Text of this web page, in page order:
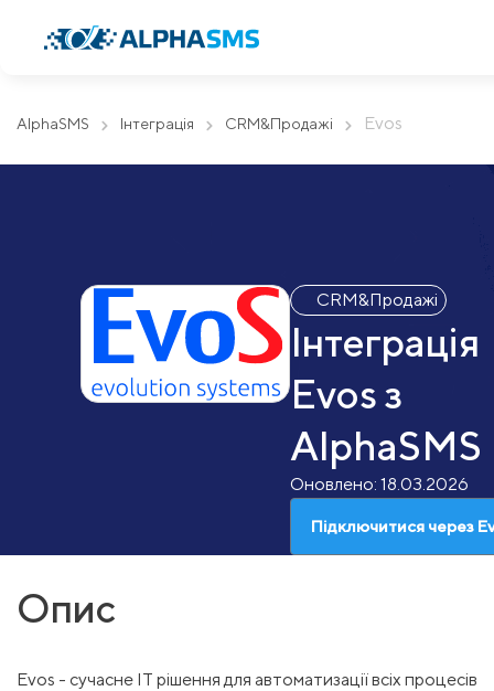
AlphaSMS Інтеграція CRM&Продажі Evos
CRM&Продажі
Інтеграція
Evos з
AlphaSMS
Оновлено: 18.03.2026
Підключитися через
Опис
Evos - сучасне IT рішення для автоматизації всіх процесів